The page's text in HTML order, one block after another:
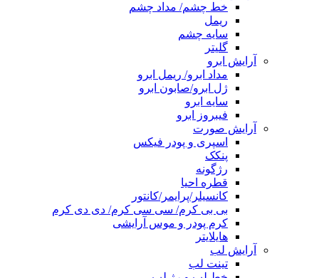
خط چشم/ مداد چشم
ریمل
سایه چشم
گلیتر
آرایش ابرو
مداد ابرو/ ریمل ابرو
ژل ابرو/صابون ابرو
سایه ابرو
فیبروز ابرو
آرایش صورت
اسپری و پودر فیکس
پنکک
رژگونه
قطره احیا
کانسیلر/پرایمر/کانتور
بی بی کرم/ سی سی کرم/ دی دی کرم
کرم پودر و موس آرایشی
هایلایتر
آرایش لب
تینت لب